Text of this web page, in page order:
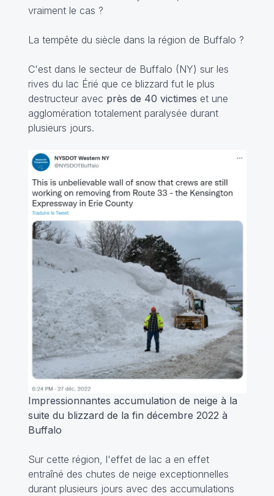
vraiment le cas ?
La tempête du siècle dans la région de Buffalo ?
C'est dans le secteur de Buffalo (NY) sur les
rives du lac Érié que ce blizzard fut le plus
destructeur avec près de 40 victimes et une
agglomération totalement paralysée durant
plusieurs jours.
Impressionnantes accumulation de neige à la
suite du blizzard de la fin décembre 2022 à
Buffalo
Sur cette région, l'effet de lac a en effet
entraîné des chutes de neige exceptionnelles
durant plusieurs jours avec des accumulations